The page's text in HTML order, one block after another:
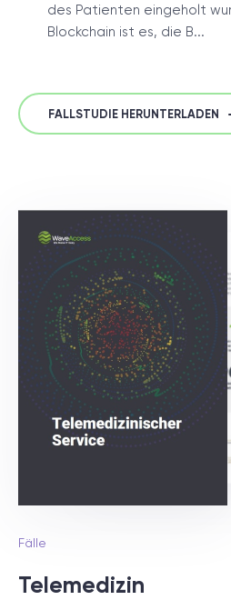
des Patienten eingeholt
Blockchain ist es, die B...
FALLSTUDIE HERUNTERLADEN
Fälle
Telemedizin